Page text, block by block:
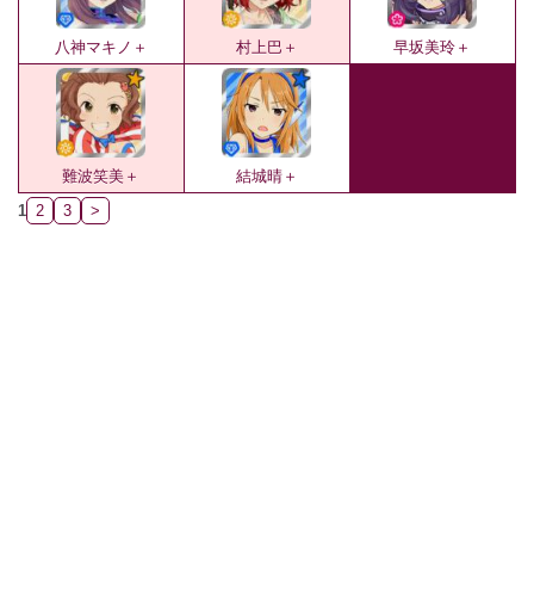
八神マキノ＋ 村上巴＋ 早坂美玲＋
難波笑美＋
結城晴＋
1 2 3 >